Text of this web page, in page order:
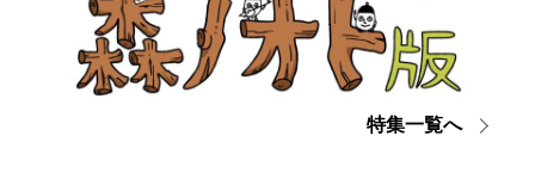
特集一覧へ